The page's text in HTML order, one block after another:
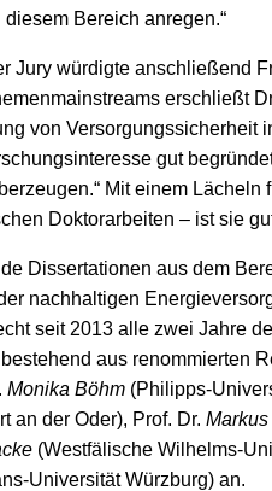
Bereich anregen.“
Jury würdigte anschließend
erschließt
von Versorgungssicherheit
gut
Mit einem
Doktorarbeiten – ist sie
Dissertationen aus dem
nachhaltigen
seit 2013 alle zwei Jahre
aus renommierten
Monika Böhm (Philipps-
an der Oder), Prof. Dr.
(Westfälische Wilhelms-
Universität Würzburg) an.